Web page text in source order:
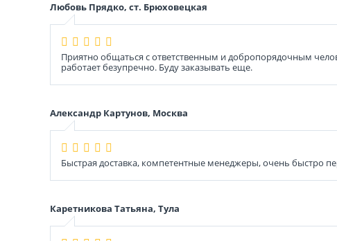
Любовь Прядко, ст. Брюховецкая
Приятно общаться с ответственным и добропорядочным
работает безупречно. Буду заказывать еще.
Александр Картунов, Москва
Быстрая доставка, компетентные менеджеры, очень быстро
Каретникова Татьяна, Тула